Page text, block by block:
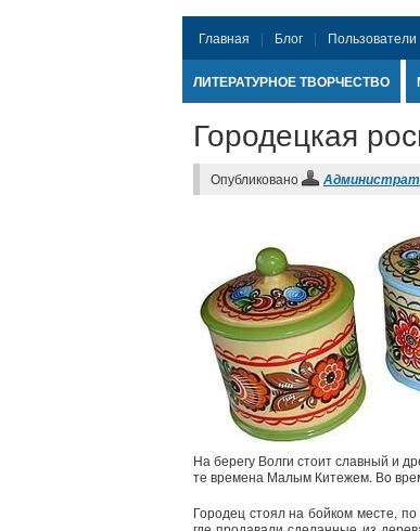
Главная Блог Пользователи
ЛИТЕРАТУРНОЕ ТВОРЧЕСТВО
Городецкая
Опубликовано
На берегу Волги стоит славный и
те времена Малым Китежем. Во
Городец стоял на бойком месте,